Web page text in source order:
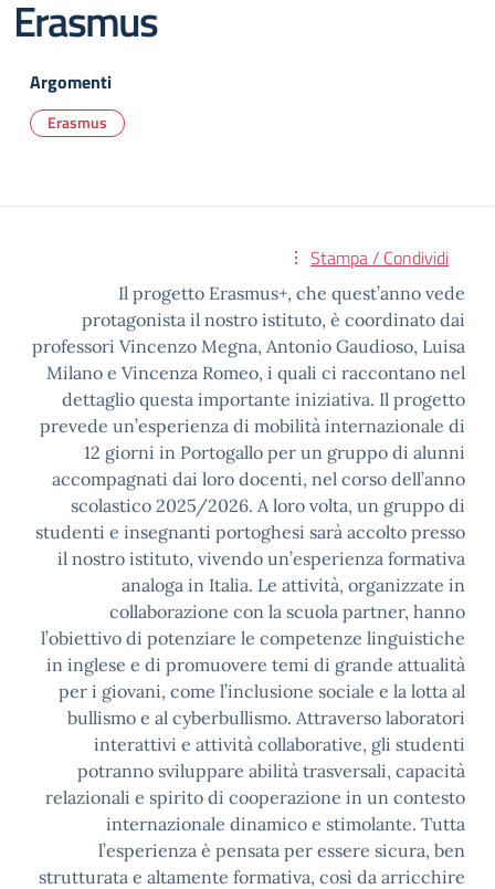
Erasmus
Argomenti
Erasmus
Stampa / Condividi
Il progetto Erasmus+, che quest’anno vede
protagonista il nostro istituto, è coordinato dai
professori Vincenzo Megna, Antonio Gaudioso, Luisa
Milano e Vincenza Romeo, i quali ci raccontano nel
dettaglio questa importante iniziativa. Il progetto
prevede un’esperienza di mobilità internazionale di
12 giorni in Portogallo per un gruppo di alunni
accompagnati dai loro docenti, nel corso dell’anno
scolastico 2025/2026. A loro volta, un gruppo di
studenti e insegnanti portoghesi sarà accolto presso
il nostro istituto, vivendo un’esperienza formativa
analoga in Italia. Le attività, organizzate in
collaborazione con la scuola partner, hanno
l’obiettivo di potenziare le competenze linguistiche
in inglese e di promuovere temi di grande attualità
per i giovani, come l’inclusione sociale e la lotta al
bullismo e al cyberbullismo. Attraverso laboratori
interattivi e attività collaborative, gli studenti
potranno sviluppare abilità trasversali, capacità
relazionali e spirito di cooperazione in un contesto
internazionale dinamico e stimolante. Tutta
l’esperienza è pensata per essere sicura, ben
strutturata e altamente formativa, così da arricchire